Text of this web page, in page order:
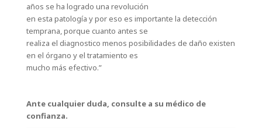
años se ha logrado una revolución
en esta patología y por eso es importante la detección
temprana, porque cuanto antes se
realiza el diagnostico menos posibilidades de daño existen
en el órgano y el tratamiento es
mucho más efectivo.”
Ante cualquier duda, consulte a su médico de
confianza.